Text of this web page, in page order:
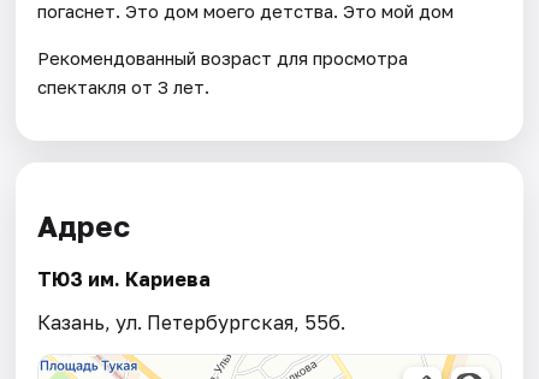
погаснет. Это дом моего детства. Это мой дом
Рекомендованный возраст для просмотра
спектакля от 3 лет.
Адрес
ТЮЗ им. Кариева
Казань, ул. Петербургская, 55б.